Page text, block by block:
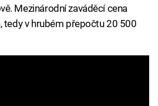
Mezinárodní zaváděcí cena
tedy v hrubém přepočtu 20 500